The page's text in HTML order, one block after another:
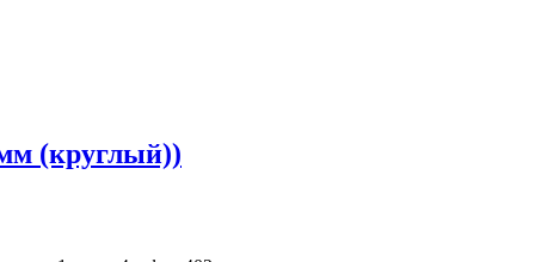
(круглый))